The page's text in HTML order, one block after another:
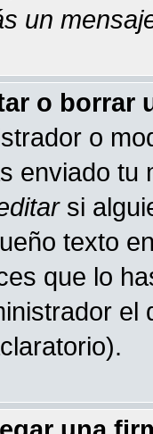
un
o borrar
o
enviado tu
si
texto
que lo